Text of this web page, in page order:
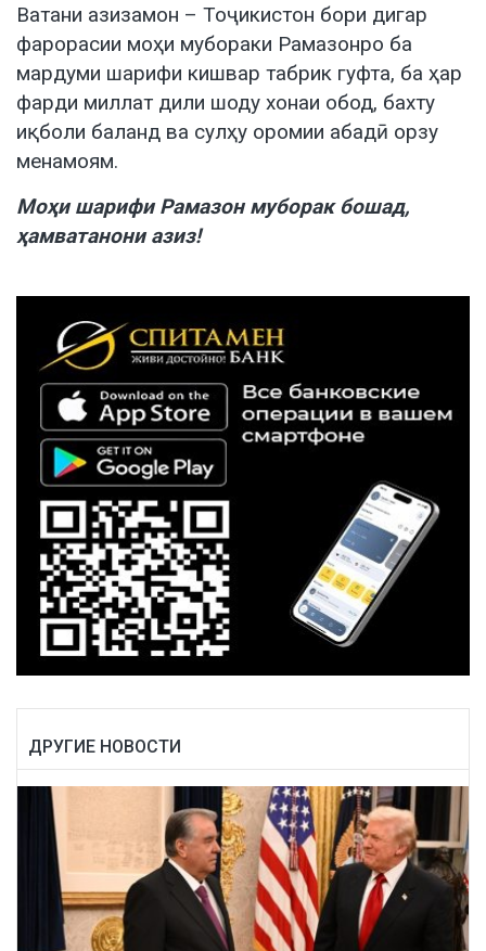
Ватани азизамон – Тоҷикистон бори дигар
фарорасии моҳи мубораки Рамазонро ба
мардуми шарифи кишвар табрик гуфта, ба ҳар
фарди миллат дили шоду хонаи обод, бахту
иқболи баланд ва сулҳу оромии абадӣ орзу
менамоям.
Моҳи шарифи Рамазон муборак бошад,
ҳамватанони азиз!
ДРУГИЕ НОВОСТИ